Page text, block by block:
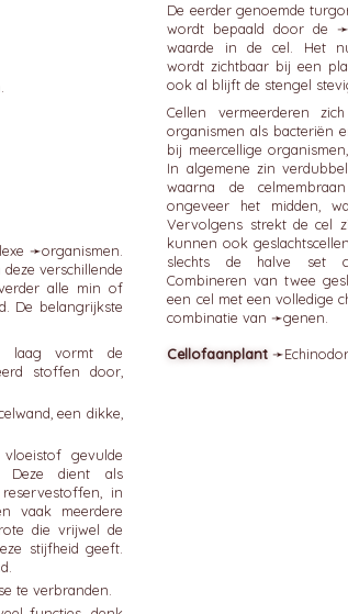
➛organismen
verschillende
alle min of
De belangrijkste
laag vormt de
stoffen door,
een dikke,
gevulde
Deze dient als
in
vaak meerdere
die vrijwel de
stijfheid geeft.
te verbranden.
De eerder genoemde
wordt bepaald door de
waarde in de cel. Het
wordt zichtbaar bij een
ook al blijft de stengel
Cellen vermeerderen
organismen als bacteriën
bij meercellige
In algemene zin
waarna de
ongeveer het midden,
Vervolgens strekt de cel
kunnen ook
slechts de halve set
Combineren van twee
een cel met een volledige
combinatie van ➛genen
Cellofaanplant ➛